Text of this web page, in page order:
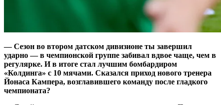
— Сезон во втором датском дивизионе ты завершил
ударно — в чемпионской группе забивал вдвое чаще, чем в
регулярке. И в итоге стал лучшим бомбардиром
«Колдинга» с 10 мячами. Сказался приход нового тренера
Йонаса Кампера, возглавившего команду после гладкого
чемпионата?